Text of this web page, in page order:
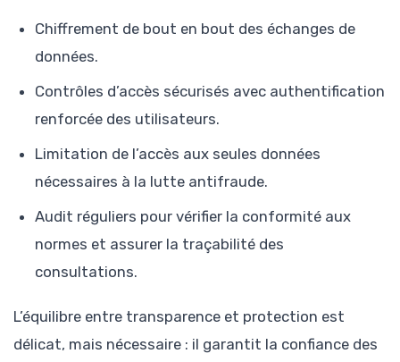
Chiffrement de bout en bout des échanges de
données.
Contrôles d’accès sécurisés avec authentification
renforcée des utilisateurs.
Limitation de l’accès aux seules données
nécessaires à la lutte antifraude.
Audit réguliers pour vérifier la conformité aux
normes et assurer la traçabilité des
consultations.
L’équilibre entre transparence et protection est
délicat, mais nécessaire : il garantit la confiance des